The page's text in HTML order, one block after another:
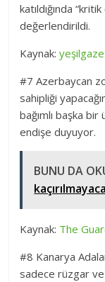
katıldığında
değerlendirildi.
Kaynak:
#7 Azerbaycan
sahipliği
bağımlı başka bir
endişe duyuyor.
BUNU DA
Kaynak: The
#8 Kanarya
sadece rüzgar